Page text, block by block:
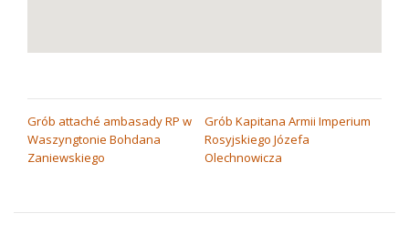
NAWIGACJA
WPISU
Grób attaché ambasady RP w
Waszyngtonie Bohdana
Zaniewskiego
Grób Kapitana Armii Imperium
Rosyjskiego Józefa
Olechnowicza